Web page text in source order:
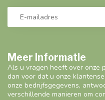
Meer informatie
Als u vragen heeft over onze
dan voor dat u onze
onze bedrijfsgegevens,
verschillende manieren om